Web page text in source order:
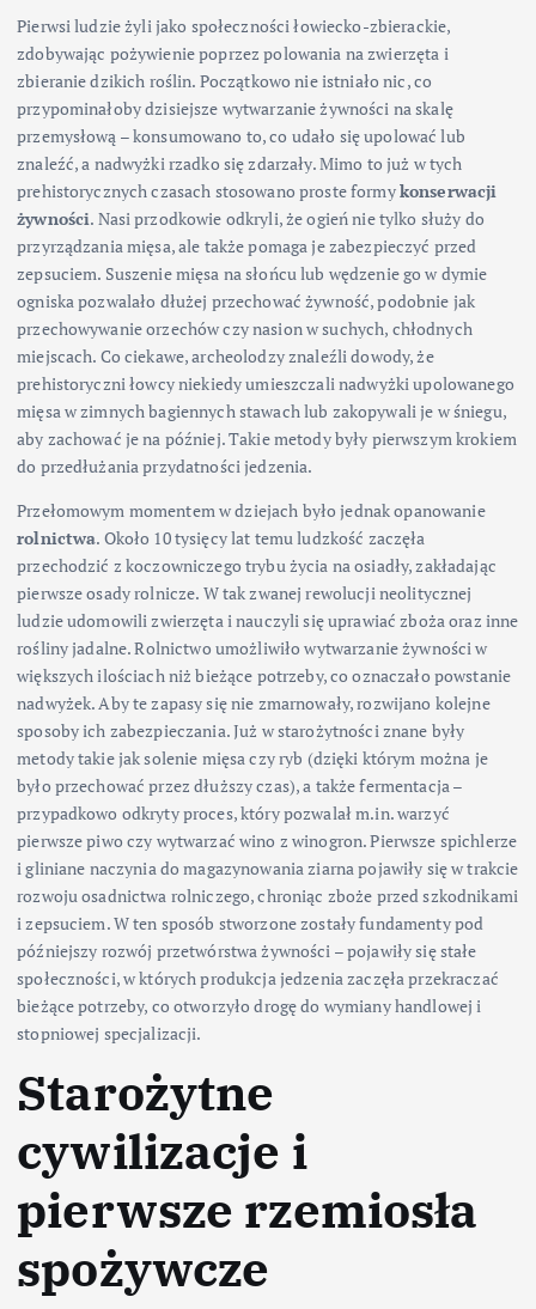
Pierwsi ludzie żyli jako społeczności łowiecko-zbierackie,
zdobywając pożywienie poprzez polowania na zwierzęta i
zbieranie dzikich roślin. Początkowo nie istniało nic, co
przypominałoby dzisiejsze wytwarzanie żywności na skalę
przemysłową – konsumowano to, co udało się upolować lub
znaleźć, a nadwyżki rzadko się zdarzały. Mimo to już w tych
prehistorycznych czasach stosowano proste formykonserwacji
żywności. Nasi przodkowie odkryli, że ogień nie tylko służy do
przyrządzania mięsa, ale także pomaga je zabezpieczyć przed
zepsuciem. Suszenie mięsa na słońcu lub wędzenie go w dymie
ogniska pozwalało dłużej przechować żywność, podobnie jak
przechowywanie orzechów czy nasion w suchych, chłodnych
miejscach. Co ciekawe, archeolodzy znaleźli dowody, że
prehistoryczni łowcy niekiedy umieszczali nadwyżki upolowanego
mięsa w zimnych bagiennych stawach lub zakopywali je w śniegu,
aby zachować je na później. Takie metody były pierwszym krokiem
do przedłużania przydatności jedzenia.
Przełomowym momentem w dziejach było jednak opanowanie
rolnictwa. Około 10 tysięcy lat temu ludzkość zaczęła
przechodzić z koczowniczego trybu życia na osiadły, zakładając
pierwsze osady rolnicze. W tak zwanej rewolucji neolitycznej
ludzie udomowili zwierzęta i nauczyli się uprawiać zboża oraz inne
rośliny jadalne. Rolnictwo umożliwiło wytwarzanie żywności w
większych ilościach niż bieżące potrzeby, co oznaczało powstanie
nadwyżek. Aby te zapasy się nie zmarnowały, rozwijano kolejne
sposoby ich zabezpieczania. Już w starożytności znane były
metody takie jak solenie mięsa czy ryb (dzięki którym można je
było przechować przez dłuższy czas), a także fermentacja –
przypadkowo odkryty proces, który pozwalał m.in. warzyć
pierwsze piwo czy wytwarzać wino z winogron. Pierwsze spichlerze
i gliniane naczynia do magazynowania ziarna pojawiły się w trakcie
rozwoju osadnictwa rolniczego, chroniąc zboże przed szkodnikami
i zepsuciem. W ten sposób stworzone zostały fundamenty pod
późniejszy rozwój przetwórstwa żywności – pojawiły się stałe
społeczności, w których produkcja jedzenia zaczęła przekraczać
bieżące potrzeby, co otworzyło drogę do wymiany handlowej i
stopniowej specjalizacji.
Starożytne
cywilizacje i
pierwsze rzemiosła
spożywcze